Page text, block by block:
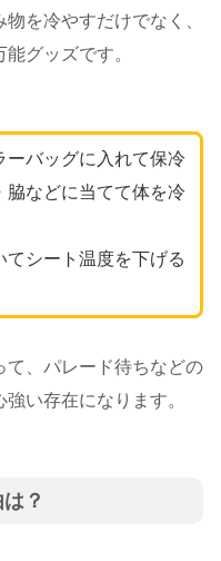
を冷やすだけでなく、
グッズです。
ーバッグに入れて保冷
脇などに当てて体を冷
てシート温度を下げる
て、パレード待ちなどの
い存在になります。
？